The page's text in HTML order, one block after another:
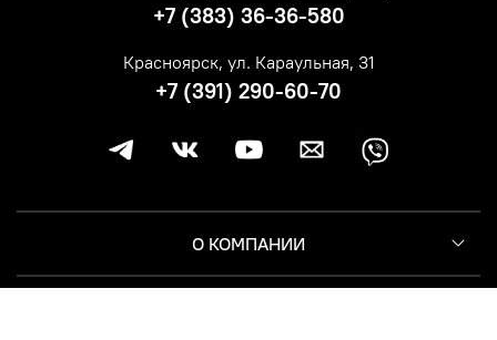
О КОМПАНИИ
+7 (383) 36-36-580
Красноярск, ул. Караульная, 31
+7 (391) 290-60-70